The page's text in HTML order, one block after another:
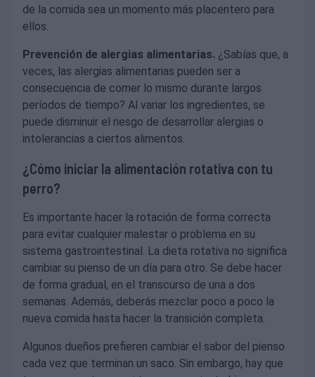
de la comida sea un momento más placentero para
ellos.
Prevención de alergias alimentarias. ¿Sabías que, a
veces, las alergias alimentarias pueden ser a
consecuencia de comer lo mismo durante largos
períodos de tiempo? Al variar los ingredientes, se
puede disminuir el riesgo de desarrollar alergias o
intolerancias a ciertos alimentos.
¿Cómo iniciar la alimentación rotativa con tu
perro?
Es importante hacer la rotación de forma correcta
para evitar cualquier malestar o problema en su
sistema gastrointestinal. La dieta rotativa no significa
cambiar su pienso de un día para otro. Se debe hacer
de forma gradual, en el transcurso de una a dos
semanas. Además, deberás mezclar poco a poco la
nueva comida hasta hacer la transición completa.
Algunos dueños prefieren cambiar el sabor del pienso
cada vez que terminan un saco. Sin embargo, hay que